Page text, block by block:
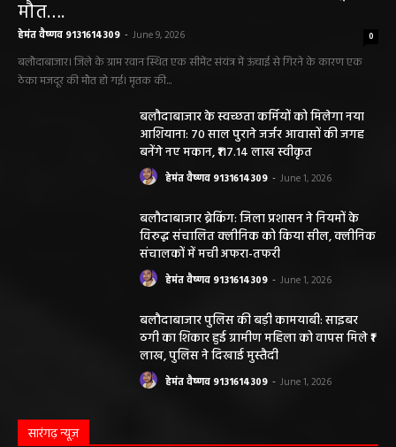
मौत….
हेमंत वैष्णव 9131614309 - June 9, 2026 0
बलौदाबाजार। जिले के ग्राम रवान स्थित एक सीमेंट संयंत्र में ऊंचाई से गिरने के कारण एक
ठेका मजदूर की मौत हो गई। मृतक की...
बलौदाबाजार के स्वच्छता कर्मियों को मिलेगा नया
आशियाना: 70 साल पुराने जर्जर आवासों की जगह
बनेंगे नए मकान, ₹117.14 लाख स्वीकृत
हेमंत वैष्णव 9131614309 - June 1, 2026
बलौदाबाजार ब्रेकिंग: जिला प्रशासन ने नियमों के
विरुद्ध संचालित क्लीनिक को किया सील, क्लीनिक
संचालकों में मची अफरा-तफरी
हेमंत वैष्णव 9131614309 - June 1, 2026
बलौदाबाजार पुलिस की बड़ी कामयाबी: साइबर
ठगी का शिकार हुई ग्रामीण महिला को वापस मिले ₹1
लाख, पुलिस ने दिखाई मुस्तैदी
हेमंत वैष्णव 9131614309 - June 1, 2026
सारंगढ़ न्यूज़